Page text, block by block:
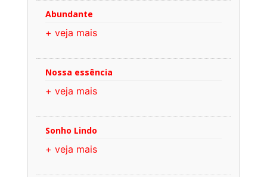
Abundante
+ veja mais
Nossa essência
+ veja mais
Sonho Lindo
+ veja mais